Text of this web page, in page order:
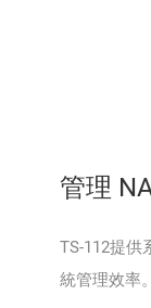
管理
TS-112提供
統管理效率。